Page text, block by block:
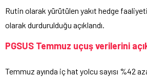
Rutin olarak yürütülen yakıt hedge
olarak durdurulduğu açıklandı.
PGSUS Temmuz uçuş verilerini
Temmuz ayında iç hat yolcu sayısı %42